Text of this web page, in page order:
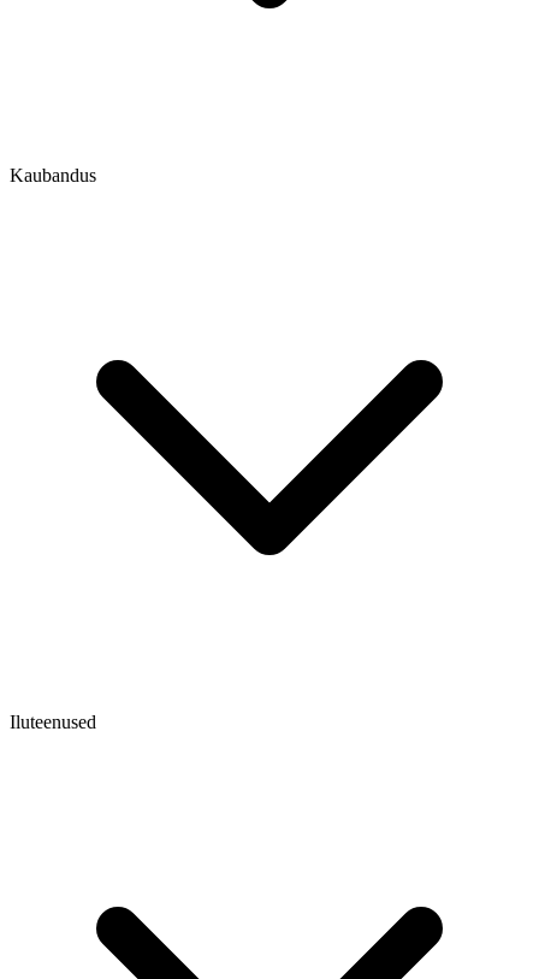
Kaubandus
Iluteenused